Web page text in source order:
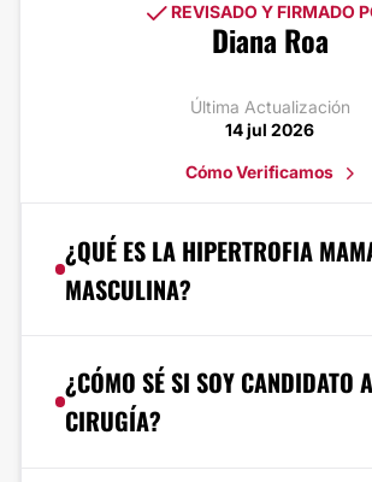
REVISADO Y FIRMADO
Diana Roa
Última Actualización
14 jul 2026
Cómo Verificamos
¿QUÉ ES LA HIPERTROFIA
MASCULINA?
¿CÓMO SÉ SI SOY CANDIDATO
CIRUGÍA?